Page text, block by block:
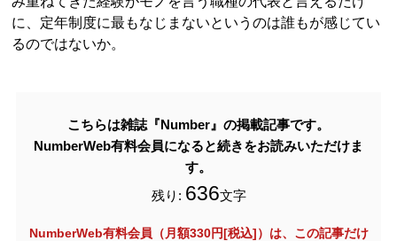
に、定年制度に最もなじまないというのは誰もが感じてい
るのではないか。
こちらは雑誌『Number』の掲載記事です。
NumberWeb有料会員になると続きをお読みいただけま
す。
残り: 636文字
NumberWeb有料会員（月額330円[税込]）は、この記事だけ